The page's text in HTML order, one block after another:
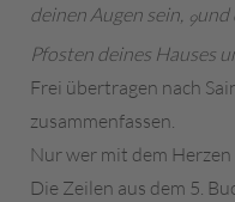
deinen Augen sein, 9und
Pfosten deines Hauses
Frei übertragen nach
zusammenfassen.
Nur wer mit dem
Die Zeilen aus dem 5.